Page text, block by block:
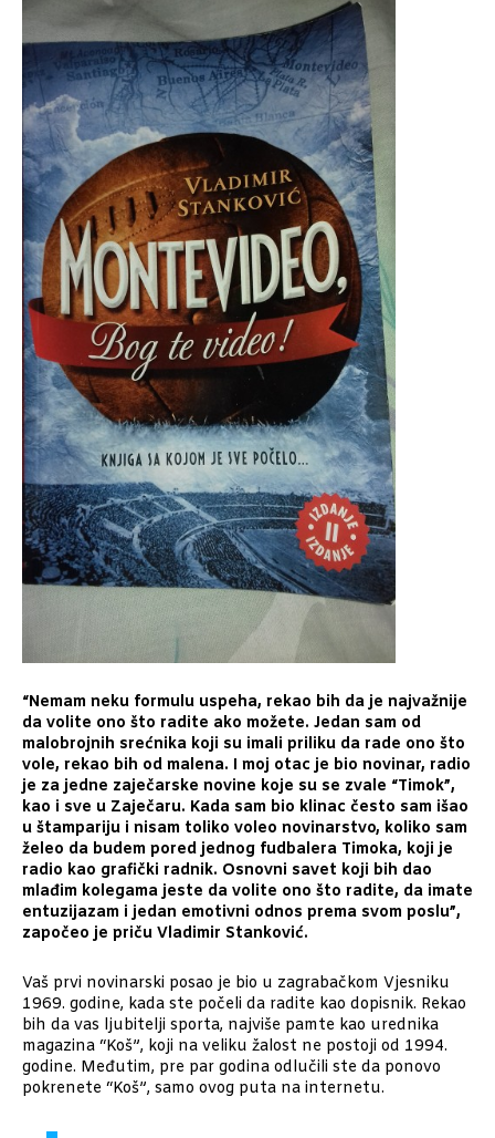
“Nemam neku formulu uspeha, rekao bih da je najvažnije
da volite ono što radite ako možete. Jedan sam od
malobrojnih srećnika koji su imali priliku da rade ono što
vole, rekao bih od malena. I moj otac je bio novinar, radio
je za jedne zaječarske novine koje su se zvale “Timok”,
kao i sve u Zaječaru. Kada sam bio klinac često sam išao
u štampariju i nisam toliko voleo novinarstvo, koliko sam
želeo da budem pored jednog fudbalera Timoka, koji je
radio kao grafički radnik. Osnovni savet koji bih dao
mlađim kolegama jeste da volite ono što radite, da imate
entuzijazam i jedan emotivni odnos prema svom poslu”,
započeo je priču Vladimir Stanković.
Vaš prvi novinarski posao je bio u zagrabačkom Vjesniku
1969. godine, kada ste počeli da radite kao dopisnik. Rekao
bih da vas ljubitelji sporta, najviše pamte kao urednika
magazina “Koš”, koji na veliku žalost ne postoji od 1994.
godine. Međutim, pre par godina odlučili ste da ponovo
pokrenete “Koš”, samo ovog puta na internetu.